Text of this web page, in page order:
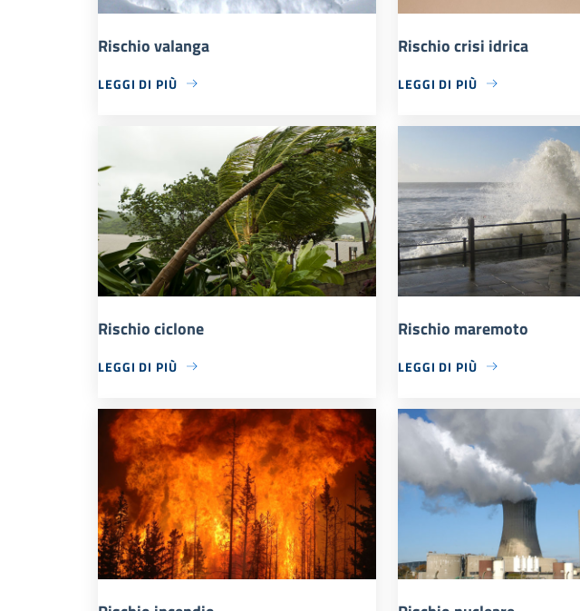
Rischio valanga
LEGGI DI PIÙ
Rischio crisi idrica
LEGGI DI PIÙ
Rischio ciclone
LEGGI DI PIÙ
Rischio maremoto
LEGGI DI PIÙ